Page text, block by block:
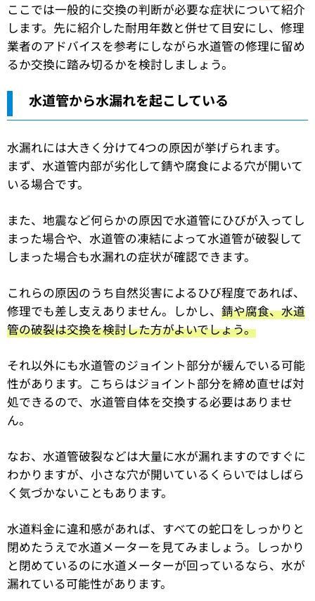
ここでは一般的に交換の判断が必要な症状について紹介
します。先に紹介した耐用年数と併せて目安にし、修理
業者のアドバイスを参考にしながら水道管の修理に留め
るか交換に踏み切るかを検討しましょう。
水道管から水漏れを起こしている
水漏れには大きく分けて4つの原因が挙げられます。
まず、水道管内部が劣化して錆や腐食による穴が開いて
いる場合です。
また、地震など何らかの原因で水道管にひびが入ってし
まった場合や、水道管の凍結によって水道管が破裂して
しまった場合も水漏れの症状が確認できます。
これらの原因のうち自然災害によるひび程度であれば、
修理でも差し支えありません。しかし、 錆や腐食、水道
管の破裂は交換を検討した方がよいでしょう。
それ以外にも水道管のジョイント部分が緩んでいる可能
性があります。こちらはジョイント部分を締め直せば対
処できるので、水道管自体を交換する必要はありませ
ん。
なお、水道管破裂などは大量に水が漏れますのですぐに
わかりますが、小さな穴が開いているくらいではしばら
く気づかないこともあります。
水道料金に違和感があれば、すべての蛇口をしっかりと
閉めたうえで水道メーターを見てみましょう。しっかり
と閉めているのに水道メーターが回っているなら、水が
漏れている可能性があります。